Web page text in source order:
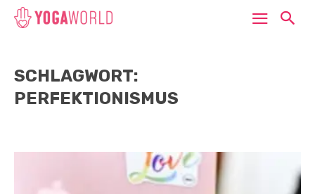
SCHLAGWORT:
PERFEKTIONISMUS